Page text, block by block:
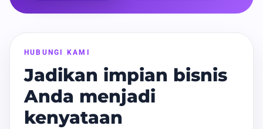
HUBUNGI KAMI
Jadikan impian bisnis
Anda menjadi
kenyataan